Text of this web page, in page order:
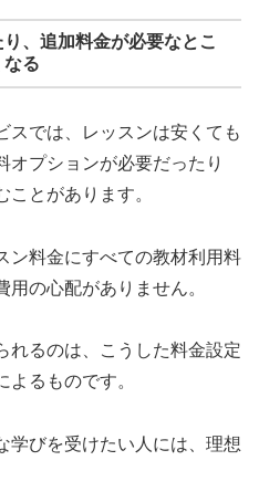
、追加料金が必要なとこ
なる
スでは、レッスンは安くても
オプションが必要だったり
ことがあります。
ン料金にすべての教材利用料
の心配がありません。
れるのは、こうした料金設定
るものです。
学びを受けたい人には、理想